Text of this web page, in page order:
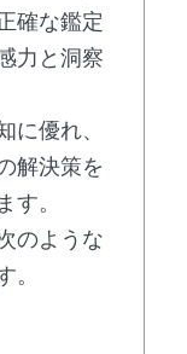
確な鑑定
力と洞察
に優れ、
解決策を
す。
のような
。